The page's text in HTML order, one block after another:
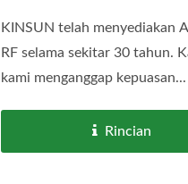
KINSUN telah menyediakan
RF selama sekitar 30 tahun.
kami menganggap kepuasan...
Rincian